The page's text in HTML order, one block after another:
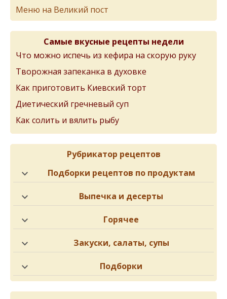
Меню на Великий пост
Самые вкусные рецепты недели
Что можно испечь из кефира на скорую руку
Творожная запеканка в духовке
Как приготовить Киевский торт
Диетический гречневый суп
Как солить и вялить рыбу
Рубрикатор рецептов
Подборки рецептов по продуктам
Выпечка и десерты
Горячее
Закуски, салаты, супы
Подборки